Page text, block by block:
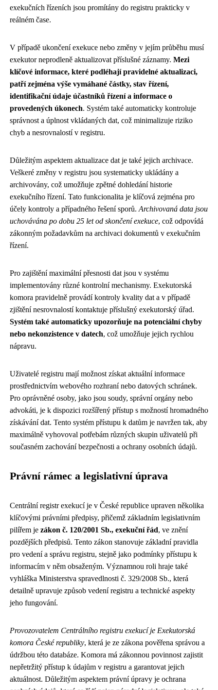
exekučních řízeních jsou promítány do registru prakticky v
reálném čase.
V případě ukončení exekuce nebo změny v jejím průběhu musí
exekutor neprodleně aktualizovat příslušné záznamy. Mezi
klíčové informace, které podléhají pravidelné aktualizaci,
patří zejména výše vymáhané částky, stav řízení,
identifikační údaje účastníků řízení a informace o
provedených úkonech. Systém také automaticky kontroluje
správnost a úplnost vkládaných dat, což minimalizuje riziko
chyb a nesrovnalostí v registru.
Důležitým aspektem aktualizace dat je také jejich archivace.
Veškeré změny v registru jsou systematicky ukládány a
archivovány, což umožňuje zpětné dohledání historie
exekučního řízení. Tato funkcionalita je klíčová zejména pro
účely kontroly a případného řešení sporů. Archivovaná data jsou
uchovávána po dobu 25 let od skončení exekuce, což odpovídá
zákonným požadavkům na archivaci dokumentů v exekučním
řízení.
Pro zajištění maximální přesnosti dat jsou v systému
implementovány různé kontrolní mechanismy. Exekutorská
komora pravidelně provádí kontroly kvality dat a v případě
zjištění nesrovnalostí kontaktuje příslušný exekutorský úřad.
Systém také automaticky upozorňuje na potenciální chyby
nebo nekonzistence v datech, což umožňuje jejich rychlou
nápravu.
Uživatelé registru mají možnost získat aktuální informace
prostřednictvím webového rozhraní nebo datových schránek.
Pro oprávněné osoby, jako jsou soudy, správní orgány nebo
advokáti, je k dispozici rozšířený přístup s možností hromadného
získávání dat. Tento systém přístupu k datům je navržen tak, aby
maximálně vyhovoval potřebám různých skupin uživatelů při
současném zachování bezpečnosti a ochrany osobních údajů.
Právní rámec a legislativní úprava
Centrální registr exekucí je v České republice upraven několika
klíčovými právními předpisy, přičemž základním legislativním
pilířem je zákon č. 120/2001 Sb., exekuční řád, ve znění
pozdějších předpisů. Tento zákon stanovuje základní pravidla
pro vedení a správu registru, stejně jako podmínky přístupu k
informacím v něm obsaženým. Významnou roli hraje také
vyhláška Ministerstva spravedlnosti č. 329/2008 Sb., která
detailně upravuje způsob vedení registru a technické aspekty
jeho fungování.
Provozovatelem Centrálního registru exekucí je Exekutorská
komora České republiky, která je ze zákona pověřena správou a
údržbou této databáze. Komora má zákonnou povinnost zajistit
nepřetržitý přístup k údajům v registru a garantovat jejich
aktuálnost. Důležitým aspektem právní úpravy je ochrana